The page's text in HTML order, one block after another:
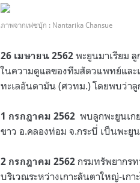
ภาพจากเฟซบุ้ก : Nantarika Chansue
26 เมษายน 2562 พะยูนมาเรียม
ในความดูแลของทีมสัตวแพทย์และ
ทะเลอันดามัน (ศวทม.) โดยพบว่า
1 กรกฎาคม 2562 พบลูกพะยูนเก
ขาว อ.คลองท่อม จ.กระบี่ เป็นพะ
2 กรกฎาคม 2562 กรมทรัพยากร
บริเวณระหว่างเกาะลันตาใหญ่-เก